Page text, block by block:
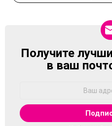
NEWSLETTER
Получите
в ваш